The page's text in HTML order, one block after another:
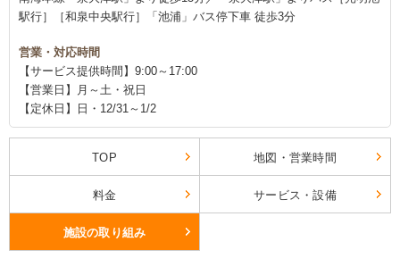
駅行］［和泉中央駅行］「池浦」バス停下車 徒歩3分
営業・対応時間
【サービス提供時間】9:00～17:00
【営業日】月～土・祝日
【定休日】日・12/31～1/2
TOP 地図・営業時間
料金 サービス・設備
施設の取り組み